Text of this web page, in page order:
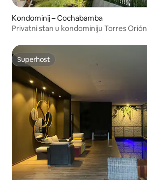
Kondominij – Cochabamba
Privatni stan u kondominiju Torres Orión
Superhost
Superhost